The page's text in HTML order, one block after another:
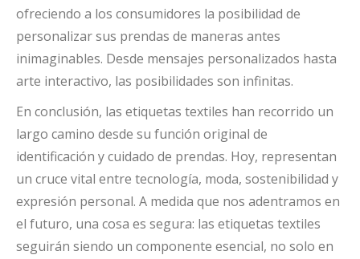
ofreciendo a los consumidores la posibilidad de
personalizar sus prendas de maneras antes
inimaginables. Desde mensajes personalizados hasta
arte interactivo, las posibilidades son infinitas.
En conclusión, las etiquetas textiles han recorrido un
largo camino desde su función original de
identificación y cuidado de prendas. Hoy, representan
un cruce vital entre tecnología, moda, sostenibilidad y
expresión personal. A medida que nos adentramos en
el futuro, una cosa es segura: las etiquetas textiles
seguirán siendo un componente esencial, no solo en